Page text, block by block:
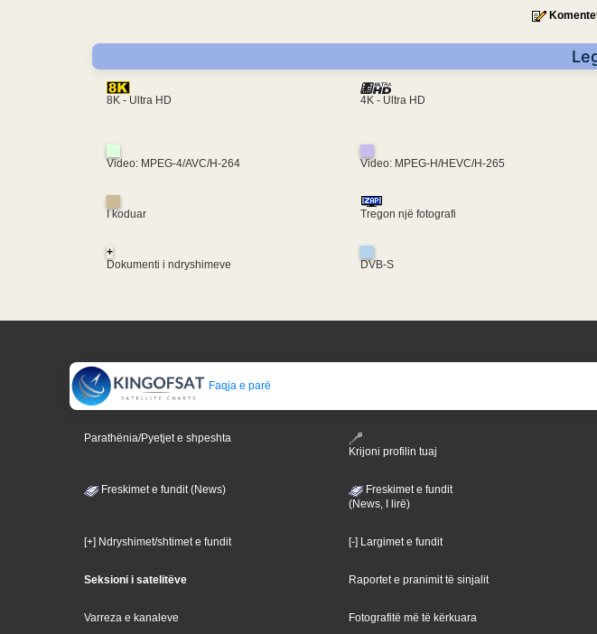
8K - Ultra HD 4K - Ultra HD
Video: MPEG-4/AVC/H-264 Video: MPEG-H/HEVC/H-265
I koduar Tregon një fotografi
+
Dokumenti i ndryshimeve
DVB-S
Faqja e parë
Parathënia/Pyetjet e shpeshta
Krijoni profilin tuaj
Freskimet e fundit (News)
Freskimet e fundit
(News, I lirë)
[+] Ndryshimet/shtimet e fundit [-] Largimet e fundit
Seksioni i satelitëve Raportet e pranimit të sinjalit
Varreza e kanaleve Fotografitë më të kërkuara